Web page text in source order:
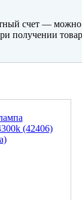
счет —
получении